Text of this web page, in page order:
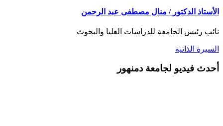
الأستاذ الدكتور / منال مصطفى عبد الرحمن
نائب رئيس الجامعة للدراسات العليا والبحوث
السيرة الذاتية
أحدث فيديو لجامعة دمنهور